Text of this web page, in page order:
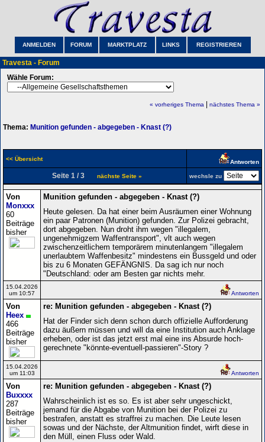
ANMELDEN FORUM MARKTPLATZ LINKS REGISTRIEREN
Travesta - Forum
Wähle Forum:
« vorheriges Thema nächstes Thema »
Thema: Munition gefunden - abgegeben - Knast (?)
<< Übersicht Antworten
Seite 1 / 3 nächste Seite » wechsle zu
Von
Monxxx
60
Beiträge
bisher
Munition gefunden - abgegeben - Knast (?)
Heute gelesen. Da hat einer beim Ausräumen einer Wohnung
ein paar Patronen (Munition) gefunden. Zur Polizei gebracht,
dort abgegeben. Nun droht ihm wegen "illegalem,
ungenehmigzem Waffentransport", vlt auch wegen
zwischenzeitlichem temporärem minutenlangem "illegalem
unerlaubtem Waffenbesitz" mindestens ein Bussgeld und oder
bis zu 6 Monaten GEFÄNGNIS. Da sag ich nur noch
"Deutschland: oder am Besten gar nichts mehr.
15.04.2026
um 10:57
Antworten
Von
Heex
466
Beiträge
bisher
re: Munition gefunden - abgegeben - Knast (?)
Hat der Finder sich denn schon durch offizielle Aufforderung
dazu äußern müssen und will da eine Institution auch Anklage
erheben, oder ist das jetzt erst mal eine ins Absurde hoch-
gerechnete "könnte-eventuell-passieren"-Story ?
15.04.2026
um 11:03
Antworten
Von
Buxxxx
287
Beiträge
bisher
re: Munition gefunden - abgegeben - Knast (?)
Wahrscheinlich ist es so. Es ist aber sehr ungeschickt,
jemand für die Abgabe von Munition bei der Polizei zu
bestrafen, anstatt es straffrei zu machen. Die Leute lesen
sowas und der Nächste, der Altmunition findet, wirft diese in
den Müll, einen Fluss oder Wald.